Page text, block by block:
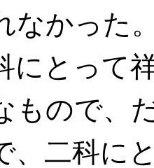
なかった
にとって
もので、
、二科に